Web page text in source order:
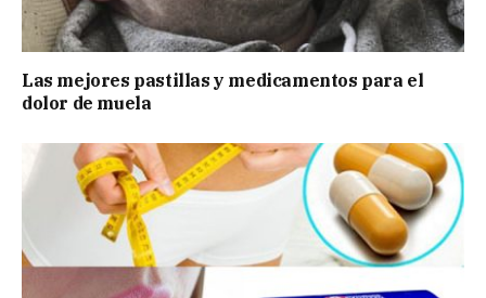
Las mejores pastillas y medicamentos para el
dolor de muela